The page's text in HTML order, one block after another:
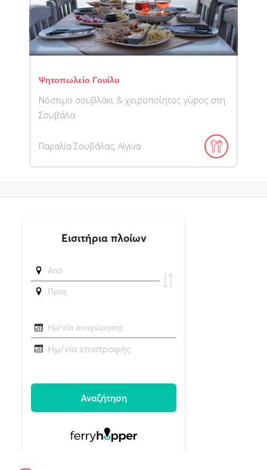
Ψητοπωλείο Γουίλυ
Νόστιμο σουβλάκι & χειροποίητος γύρος στη
Σουβάλα
Παραλία Σουβάλας, Αίγινα